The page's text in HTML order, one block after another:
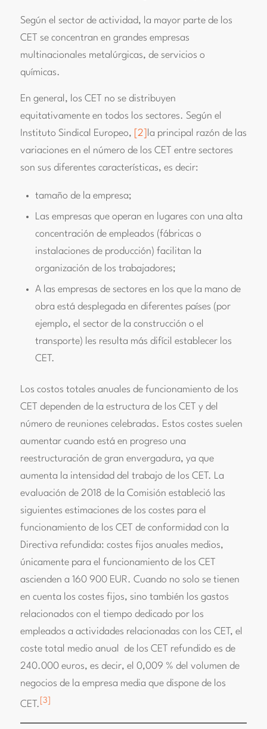
Según el sector de actividad, la mayor parte de los
CET se concentran en grandes empresas
multinacionales metalúrgicas, de servicios o
químicas.
En general, los CET no se distribuyen
equitativamente en todos los sectores. Según el
Instituto Sindical Europeo,
[2]
la principal razón de las
variaciones en el número de los CET entre sectores
son sus diferentes características, es decir:
tamaño de la empresa;
Las empresas que operan en lugares con una alta
concentración de empleados (fábricas o
instalaciones de producción) facilitan la
organización de los trabajadores;
A las empresas de sectores en los que la mano de
obra está desplegada en diferentes países (por
ejemplo, el sector de la construcción o el
transporte) les resulta más difícil establecer los
CET.
Los costos totales anuales de funcionamiento de los
CET dependen de la estructura de los CET y del
número de reuniones celebradas. Estos costes suelen
aumentar cuando está en progreso una
reestructuración de gran envergadura, ya que
aumenta la intensidad del trabajo de los CET. La
evaluación de 2018 de la Comisión estableció las
siguientes estimaciones de los costes para el
funcionamiento de los CET de conformidad con la
Directiva refundida: costes fijos anuales medios,
únicamente para el funcionamiento de los CET
ascienden a 160 900 EUR. Cuando no solo se tienen
en cuenta los costes fijos, sino también los gastos
relacionados con el tiempo dedicado por los
empleados a actividades relacionadas con los CET, el
coste total medio anual de los CET refundido es de
240.000 euros, es decir, el 0,009 % del volumen de
negocios de la empresa media que dispone de los
CET. [3]